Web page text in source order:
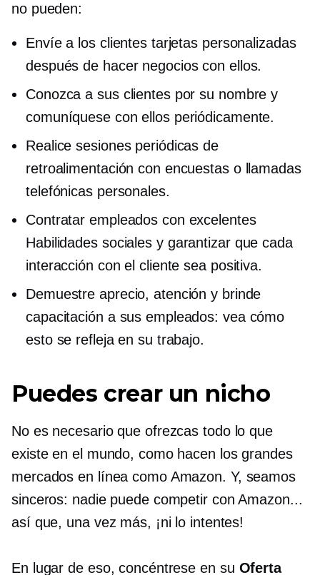
no pueden:
Envíe a los clientes tarjetas personalizadas
después de hacer negocios con ellos.
Conozca a sus clientes por su nombre y
comuníquese con ellos periódicamente.
Realice sesiones periódicas de
retroalimentación con encuestas o llamadas
telefónicas personales.
Contratar empleados con excelentes
Habilidades sociales y garantizar que cada
interacción con el cliente sea positiva.
Demuestre aprecio, atención y brinde
capacitación a sus empleados: vea cómo
esto se refleja en su trabajo.
Puedes crear un nicho
No es necesario que ofrezcas todo lo que
existe en el mundo, como hacen los grandes
mercados en línea como Amazon. Y, seamos
sinceros: nadie puede competir con Amazon...
así que, una vez más, ¡ni lo intentes!
En lugar de eso, concéntrese en su Oferta